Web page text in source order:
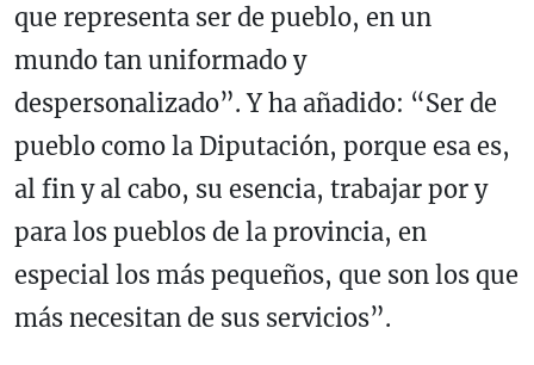
que representa ser de pueblo, en un
mundo tan uniformado y
despersonalizado”. Y ha añadido: “Ser de
pueblo como la Diputación, porque esa es,
al fin y al cabo, su esencia, trabajar por y
para los pueblos de la provincia, en
especial los más pequeños, que son los que
más necesitan de sus servicios”.